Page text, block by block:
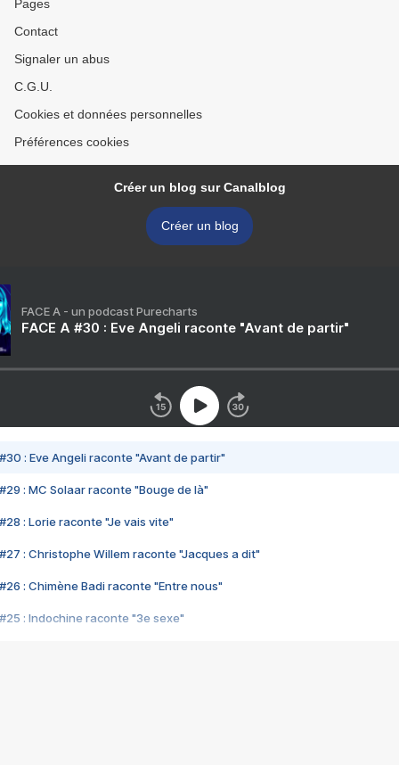
Pages
Contact
Signaler un abus
C.G.U.
Cookies et données personnelles
Préférences cookies
Créer un blog sur Canalblog
Créer un blog
FACE A - un podcast Purecharts
FACE A #30 : Eve Angeli raconte "Avant de partir"
#30 : Eve Angeli raconte "Avant de partir"
#29 : MC Solaar raconte "Bouge de là"
#28 : Lorie raconte "Je vais vite"
#27 : Christophe Willem raconte "Jacques a dit"
#26 : Chimène Badi raconte "Entre nous"
#25 : Indochine raconte "3e sexe"